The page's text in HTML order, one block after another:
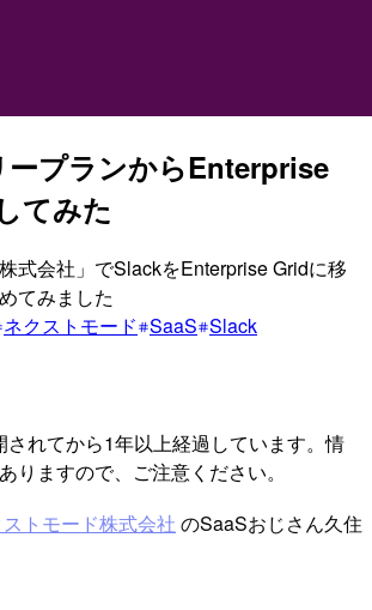
プランからEnterprise
てみた
式会社」でSlackをEnterprise Gridに移
てみました
ネクストモード SaaS Slack
されてから1年以上経過しています。情
りますので、ご注意ください。
トモード株式会社 のSaaSおじさん久住